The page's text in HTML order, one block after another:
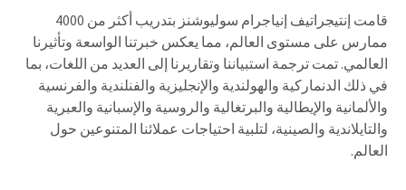
قامت إنتيجراتيف إنياجرام سوليوشنز بتدريب أكثر من 4000
ممارس على مستوى العالم، مما يعكس خبرتنا الواسعة وتأثيرنا
العالمي. تمت ترجمة استبياننا وتقاريرنا إلى العديد من اللغات، بما
في ذلك الدنماركية والهولندية والإنجليزية والفنلندية والفرنسية
والألمانية والإيطالية والبرتغالية والروسية والإسبانية والعبرية
والتايلاندية والصينية، لتلبية احتياجات عملائنا المتنوعين حول
العالم.